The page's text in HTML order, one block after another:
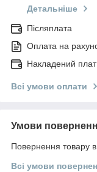
Детальніше
Післяплата
Оплата на
Накладений
Всі умови оплати
Умови
Повернення товару
Всі умови